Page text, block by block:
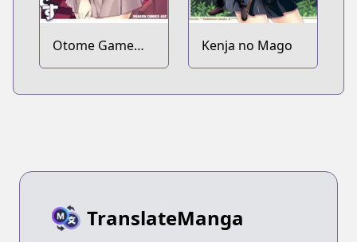
Otome Game
Sekai wa Mob ni
Kenja no Mago
TranslateManga